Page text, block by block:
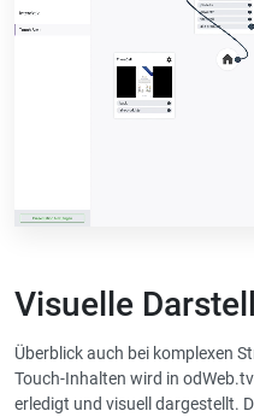
Visuelle
Überblick auch bei komplexen
Touch-Inhalten wird in
erledigt und visuell dargestellt.